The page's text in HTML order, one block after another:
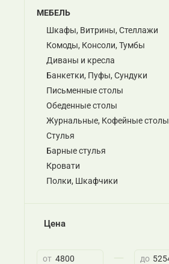
МЕБЕЛЬ
Шкафы, Витрины, Стеллажи
Комоды, Консоли, Тумбы
Диваны и кресла
Банкетки, Пуфы, Сундуки
Письменные столы
Обеденные столы
Журнальные, Кофейные столы
Стулья
Барные стулья
Кровати
Полки, Шкафчики
Цена
от до